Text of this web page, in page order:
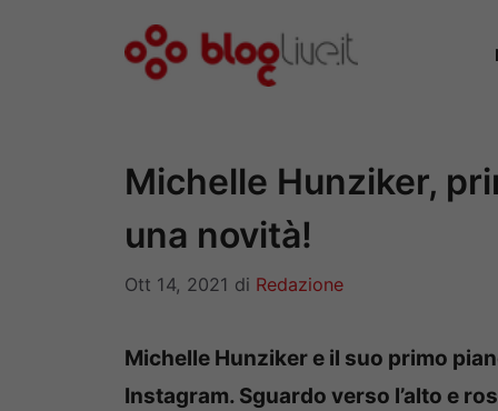
Michelle Hunziker,
una novità!
Ott 14, 2021 di Redazione
Michelle Hunziker e il suo primo
Instagram. Sguardo verso l’alto e